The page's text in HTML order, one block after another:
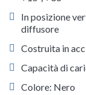
In posizione
diffusore
Costruita in
Capacità di
Colore: Nero